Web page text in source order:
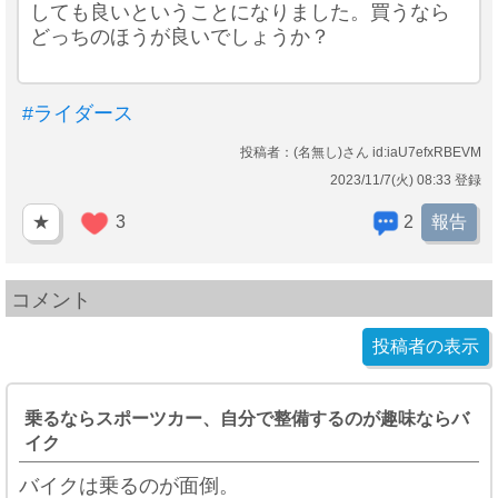
しても良いということになりました。買うなら
どっちのほうが良いでしょうか？
#ライダース
投稿者：(名無し)さん id:iaU7efxRBEVM
2023/11/7(火) 08:33 登録
★ 3 2 報告
コメント
投稿者の表示
乗るならスポーツカー、自分で整備するのが趣味ならバ
イク
バイクは乗るのが面倒。